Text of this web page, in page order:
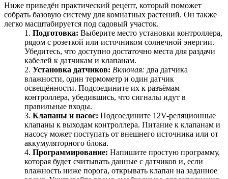
Ниже приведён практический рецепт, который поможет
собрать базовую систему для комнатных растений. Он также
легко масштабируется под садовый участок.
Подготовка: Выберите место установки контроллера,
рядом с розеткой или источником солнечной энергии.
Убедитесь, что доступно достаточно места для раздачи
кабелей к датчикам и клапанам.
Установка датчиков: Включая: два датчика
влажности, один термометр и один датчик
освещённости. Подсоедините их к разъёмам
контроллера, убедившись, что сигналы идут в
правильные входы.
Клапаны и насос: Подсоедините 12V-реляционные
клапаны к выходам контроллера. Питание к клапанам и
насосу может поступать от внешнего источника или от
аккумуляторного блока.
Программирование: Напишите простую программу,
которая будет считывать данные с датчиков и, если
влажность ниже порога, открывать клапан на заданное